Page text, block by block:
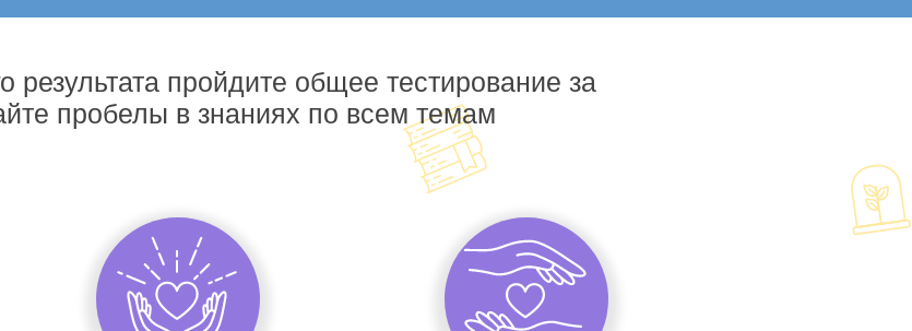
результата пройдите общее тестирование за
пробелы в знаниях по всем темам